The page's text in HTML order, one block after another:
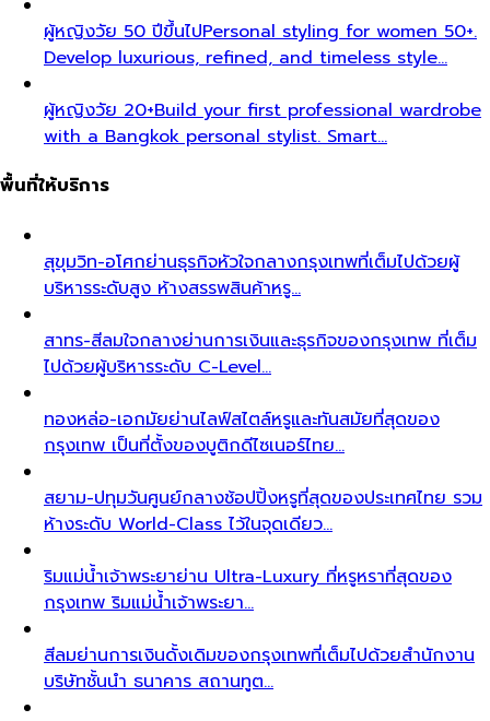
ผู้หญิงวัย 50 ปีขึ้นไปPersonal styling for women 50+.
Develop luxurious, refined, and timeless style…
ผู้หญิงวัย 20+Build your first professional wardrobe
with a Bangkok personal stylist. Smart…
พื้นที่ให้บริการ
สุขุมวิท-อโศกย่านธุรกิจหัวใจกลางกรุงเทพที่เต็มไปด้วยผู้
บริหารระดับสูง ห้างสรรพสินค้าหรู…
สาทร-สีลมใจกลางย่านการเงินและธุรกิจของกรุงเทพ ที่เต็ม
ไปด้วยผู้บริหารระดับ C-Level…
ทองหล่อ-เอกมัยย่านไลฟ์สไตล์หรูและทันสมัยที่สุดของ
กรุงเทพ เป็นที่ตั้งของบูติกดีไซเนอร์ไทย…
สยาม-ปทุมวันศูนย์กลางช้อปปิ้งหรูที่สุดของประเทศไทย รวม
ห้างระดับ World-Class ไว้ในจุดเดียว…
ริมแม่น้ำเจ้าพระยาย่าน Ultra-Luxury ที่หรูหราที่สุดของ
กรุงเทพ ริมแม่น้ำเจ้าพระยา…
สีลมย่านการเงินดั้งเดิมของกรุงเทพที่เต็มไปด้วยสำนักงาน
บริษัทชั้นนำ ธนาคาร สถานทูต…